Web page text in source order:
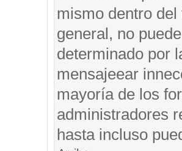
mismo dentro
general, no
determinado por
mensajeear
mayoría de los
administradores
hasta incluso